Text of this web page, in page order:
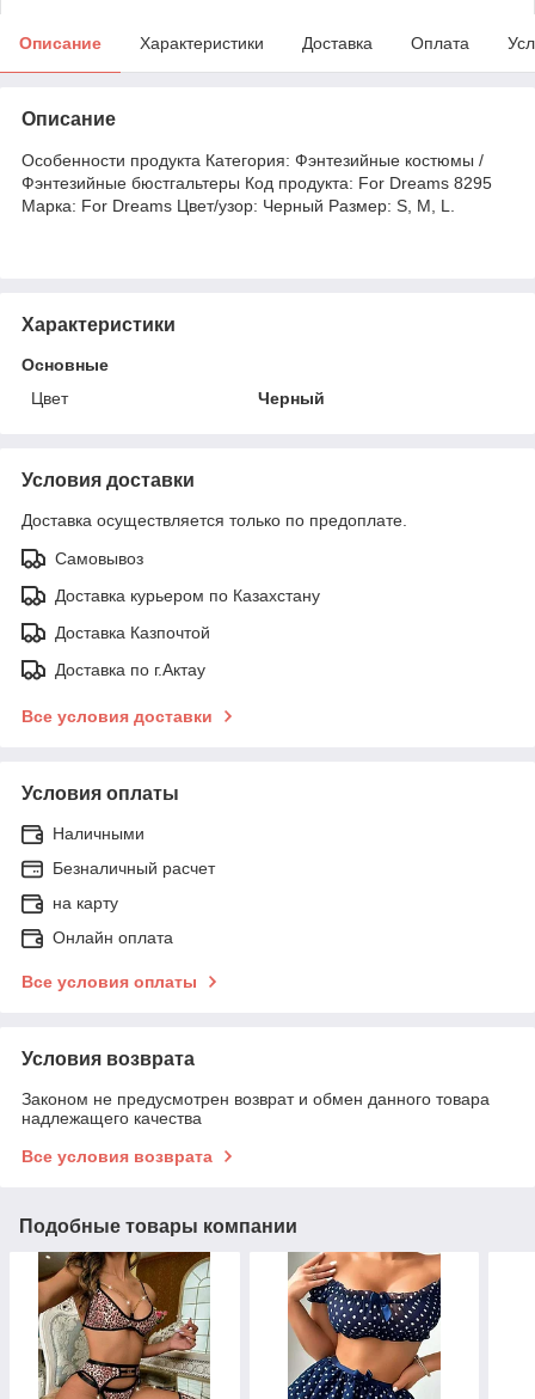
Описание Характеристики Доставка Оплата
Описание
Особенности продукта Категория: Фэнтезийные костюмы /
Фэнтезийные бюстгальтеры Код продукта: For Dreams 8295
Марка: For Dreams Цвет/узор: Черный Размер: S, M, L.
Характеристики
Основные
Цвет
Черный
Условия доставки
Доставка осуществляется только по предоплате.
Самовывоз
Доставка курьером по Казахстану
Доставка Казпочтой
Доставка по г.Актау
Все условия доставки
Условия оплаты
Наличными
Безналичный расчет
на карту
Онлайн оплата
Все условия оплаты
Условия возврата
Законом не предусмотрен возврат и обмен данного товара
надлежащего качества
Все условия возврата
Подобные товары компании